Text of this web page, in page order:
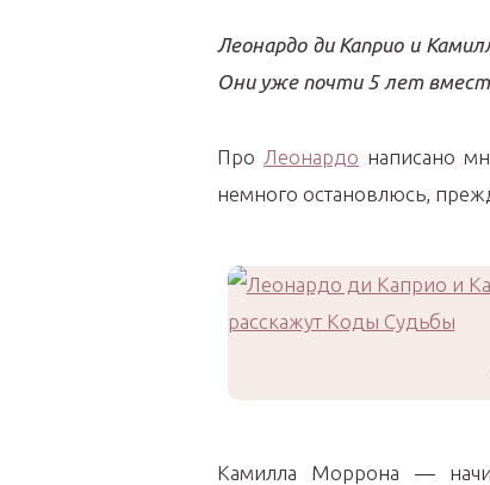
Леонардо ди Каприо и
Они уже почти 5 лет
Про Леонардо написано
немного остановлюсь,
Камилла Моррона —